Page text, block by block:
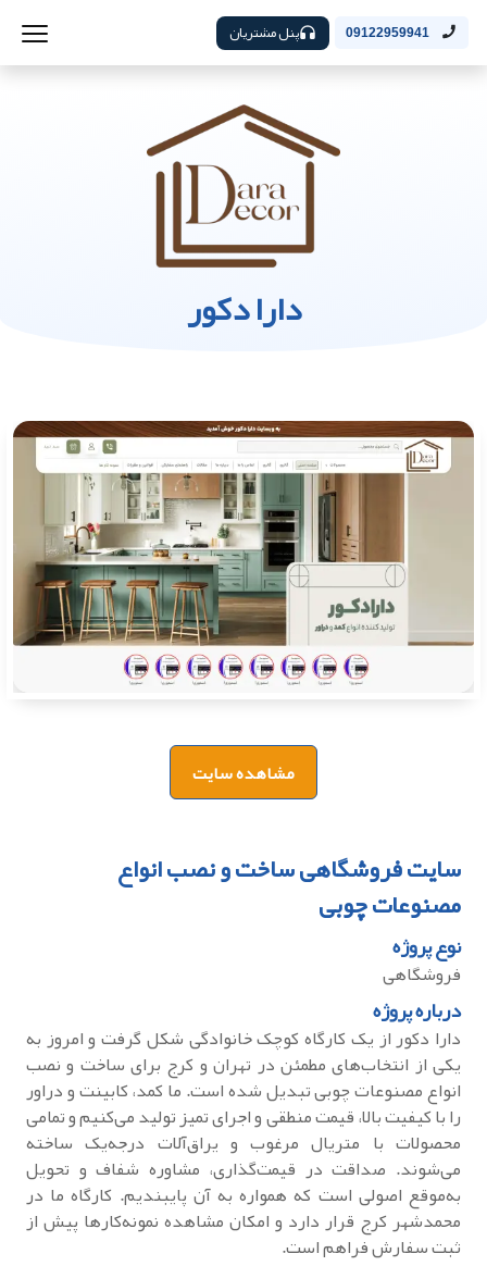
09122959941 پنل مشتریان
دارا دکور
مشاهده سایت
سایت فروشگاهی ساخت و نصب انواع
مصنوعات چوبی
نوع پروژه
فروشگاهی
درباره پروژه
دارا دکور از یک کارگاه کوچک خانوادگی شکل گرفت و امروز به
یکی از انتخاب‌های مطمئن در تهران و کرج برای ساخت و نصب
انواع مصنوعات چوبی تبدیل شده است. ما کمد، کابینت و دراور
را با کیفیت بالا، قیمت منطقی و اجرای تمیز تولید می‌کنیم و تمامی
محصولات با متریال مرغوب و یراق‌آلات درجه‌یک ساخته
می‌شوند. صداقت در قیمت‌گذاری، مشاوره شفاف و تحویل
به‌موقع اصولی است که همواره به آن پایبندیم. کارگاه ما در
محمدشهر کرج قرار دارد و امکان مشاهده نمونه‌کارها پیش از
ثبت سفارش فراهم است.